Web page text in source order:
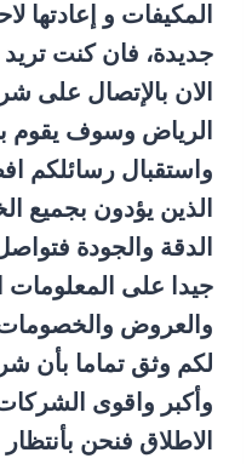
المكيفات و إعادتها
جديدة، فان كنت تريد
الان بالإتصال على
الرياض وسوف يقوم
واستقبال رسائلكم
الذين يؤدون بجميع
الدقة والجودة
جيدا على المعلومات
والعروض والخصومات
لكم وثق تماما بأن
وأكبر واقوى
الاطلاق فنحن